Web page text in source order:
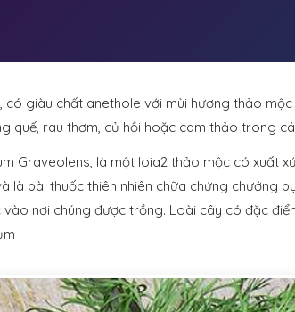
có giàu chất anethole với mùi hương thảo
quế, rau thơm, củ hồi hoặc cam thảo trong
Graveolens, là một loia2 thảo mộc có xuất
là bài thuốc thiên nhiên chữa chứng chướng
vào nơi chúng được trồng. Loài cây có đặc